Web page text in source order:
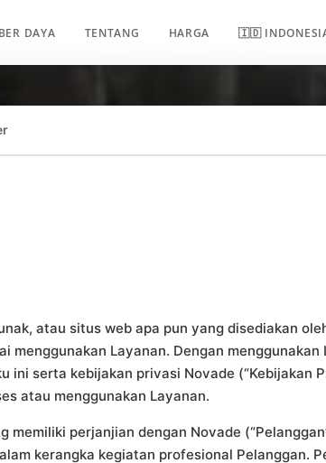
DAYA TENTANG HARGA 🇮🇩
atau situs web apa pun yang disediakan
menggunakan Layanan. Dengan
serta kebijakan privasi Novade (“Kebijakan
atau menggunakan Layanan.
perjanjian dengan Novade
kerangka kegiatan profesional Pelanggan.